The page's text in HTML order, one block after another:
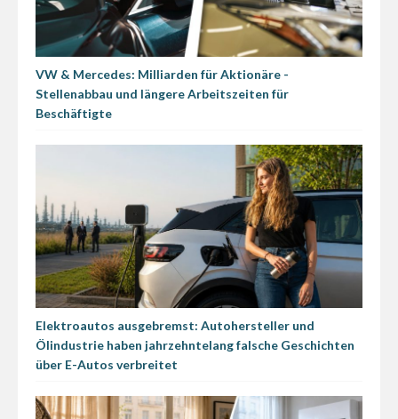
VW & Mercedes: Milliarden für Aktionäre -
Stellenabbau und längere Arbeitszeiten für
Beschäftigte
Elektroautos ausgebremst: Autohersteller und
Ölindustrie haben jahrzehntelang falsche Geschichten
über E-Autos verbreitet